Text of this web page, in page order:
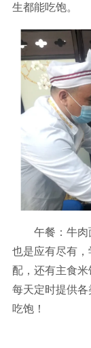
生都能吃饱。
午餐：牛肉面
也是应有尽有
配，还有主食米
每天定时提供
吃饱！